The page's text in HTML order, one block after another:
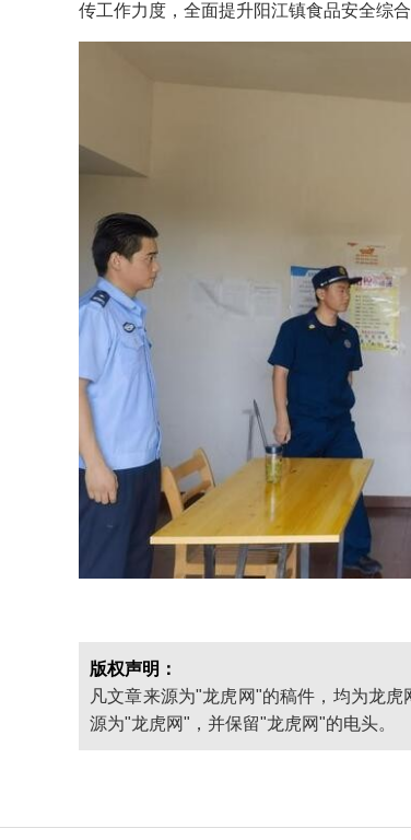
传工作力度，全面提升阳江镇食品安全综
版权声明：
凡文章来源为"龙虎网"的稿件，均为龙
源为"龙虎网"，并保留"龙虎网"的电头。